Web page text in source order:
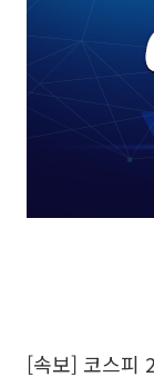
[속보] 코스피